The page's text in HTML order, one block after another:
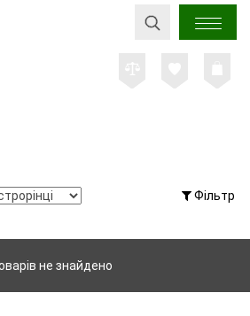
Фільтр
не знайдено